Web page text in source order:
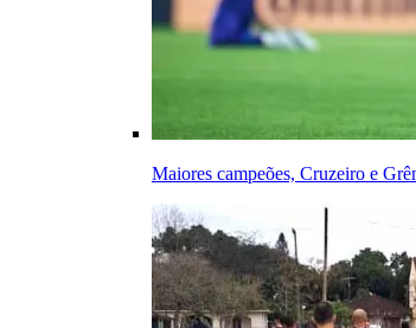
Maiores campeões, Cruzeiro e